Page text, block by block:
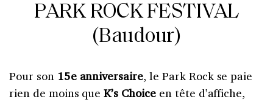
PARK ROCK FESTIVAL
(Baudour)
Pour son 15e anniversaire, le Park Rock se paie
rien de moins queK’s Choiceen tête d’affiche,